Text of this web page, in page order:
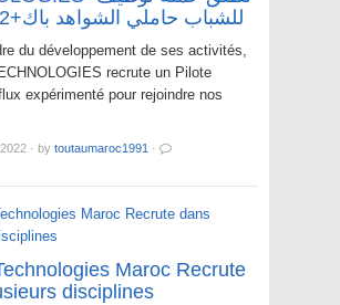
للشباب حاملي الشواهد باك+2 فما فوق
du développement de ses activités,
recrute un Pilote
expérimenté pour rejoindre nos
· by toutaumaroc1991 ·
Maroc Recrute
disciplines